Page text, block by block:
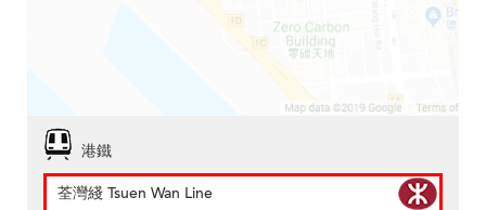
港鐵
荃灣綫 Tsuen Wan Line